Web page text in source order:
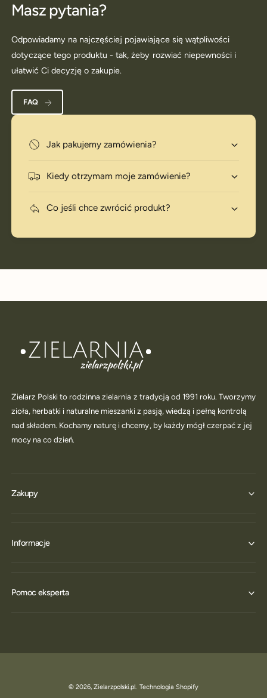
Masz pytania?
Odpowiadamy na najczęściej pojawiające się wątpliwości
dotyczące tego produktu - tak, żeby rozwiać niepewności i
ułatwić Ci decyzję o zakupie.
FAQ
Jak pakujemy zamówienia?
Kiedy otrzymam moje zamówienie?
Co jeśli chce zwrócić produkt?
Zielarz Polski to rodzinna zielarnia z tradycją od 1991 roku. Tworzymy
zioła, herbatki i naturalne mieszanki z pasją, wiedzą i pełną kontrolą
nad składem. Kochamy naturę i chcemy, by każdy mógł czerpać z jej
mocy na co dzień.
Zakupy
Informacje
Pomoc eksperta
© 2026, Zielarzpolski.pl. Technologia Shopify